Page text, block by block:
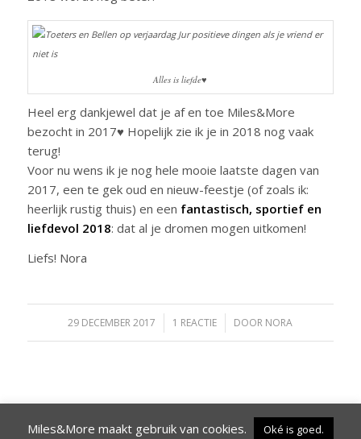
Alles is liefde♥
Heel erg dankjewel dat je af en toe Miles&More
bezocht in 2017♥ Hopelijk zie ik je in 2018 nog vaak
terug!
Voor nu wens ik je nog hele mooie laatste dagen van
2017, een te gek oud en nieuw-feestje (of zoals ik:
heerlijk rustig thuis) en een fantastisch, sportief en
liefdevol 2018: dat al je dromen mogen uitkomen!
Liefs! Nora
29 DECEMBER 2017
/ 1 REACTIE
/ DOOR NORA
Miles&More maakt gebruik van cookies. Oké is goed.